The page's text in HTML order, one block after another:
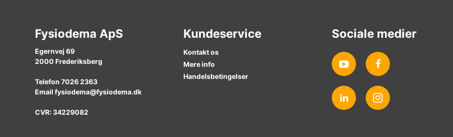
Fysiodema ApS
Egernvej 69
2000 Frederiksberg
Telefon 7026 2363
Email fysiodema@fysiodema.dk
CVR: 34229082
Kundeservice
Kontakt os
Mere info
Handelsbetingelser
Sociale medier